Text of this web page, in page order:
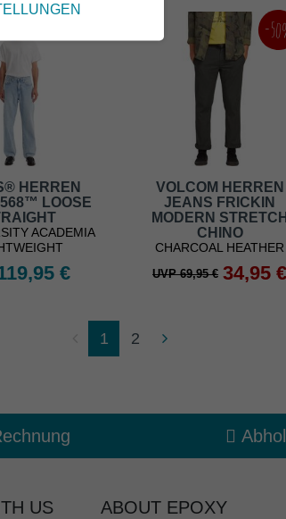
HERREN
LOOSE
ACADEMIA
€
-
VOLCOM HERREN
JEANS FRICKIN
MODERN STRETCH
CHINO
CHARCOAL HEATHER
UVP 69,95 € 34,95 €
1 2
ABOUT EPOXY
US